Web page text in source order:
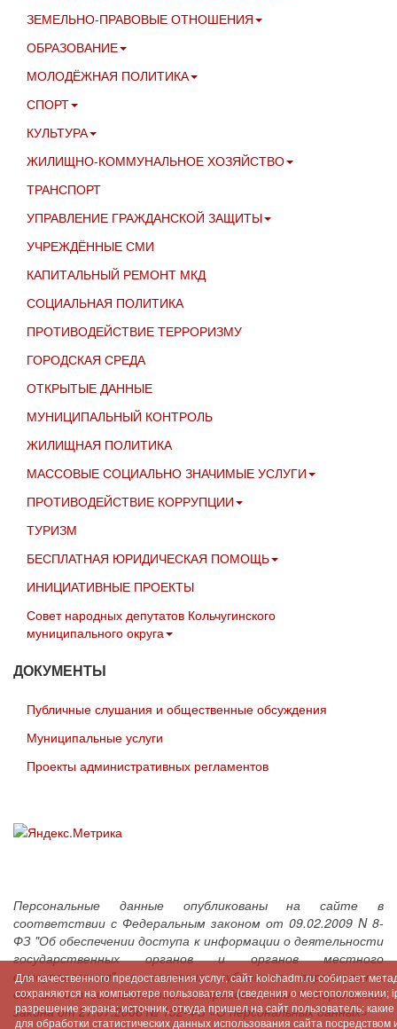
ЗЕМЕЛЬНО-ПРАВОВЫЕ ОТНОШЕНИЯ
ОБРАЗОВАНИЕ
МОЛОДЁЖНАЯ ПОЛИТИКА
СПОРТ
КУЛЬТУРА
ЖИЛИЩНО-КОММУНАЛЬНОЕ ХОЗЯЙСТВО
ТРАНСПОРТ
УПРАВЛЕНИЕ ГРАЖДАНСКОЙ ЗАЩИТЫ
УЧРЕЖДЁННЫЕ СМИ
КАПИТАЛЬНЫЙ РЕМОНТ МКД
СОЦИАЛЬНАЯ ПОЛИТИКА
ПРОТИВОДЕЙСТВИЕ ТЕРРОРИЗМУ
ГОРОДСКАЯ СРЕДА
ОТКРЫТЫЕ ДАННЫЕ
МУНИЦИПАЛЬНЫЙ КОНТРОЛЬ
ЖИЛИЩНАЯ ПОЛИТИКА
МАССОВЫЕ СОЦИАЛЬНО ЗНАЧИМЫЕ УСЛУГИ
ПРОТИВОДЕЙСТВИЕ КОРРУПЦИИ
ТУРИЗМ
БЕСПЛАТНАЯ ЮРИДИЧЕСКАЯ ПОМОЩЬ
ИНИЦИАТИВНЫЕ ПРОЕКТЫ
Совет народных депутатов Кольчугинского
муниципального округа
ДОКУМЕНТЫ
Публичные слушания и общественные обсуждения
Муниципальные услуги
Проекты административных регламентов
Персональные данные опубликованы на сайте в
соответствии с Федеральным законом от 09.02.2009 N 8-
ФЗ "Об обеспечении доступа к информации о деятельности
государственных органов и органов местного
самоуправления" с согласия субъектов персональных
данных и в соответствии с требованиями Федерального
закона от 27.07.2006 № 152-ФЗ «О персональных данных»
Для качественного предоставления услуг, сайт kolchadm.ru собирает
сохраняются на компьютере пользователя (сведения о местоположении;
разрешение экрана; источник, откуда пришел на сайт пользователь;
для обработки статистических данных использования сайта